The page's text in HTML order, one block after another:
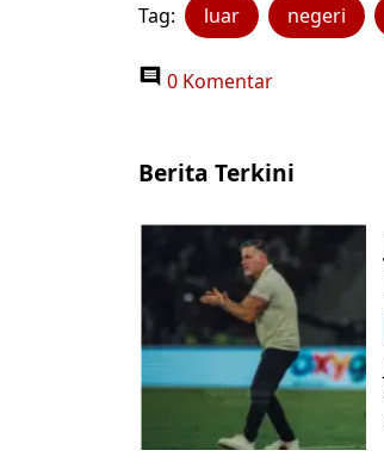
Tag: luar negeri
0 Komentar
Berita Terkini